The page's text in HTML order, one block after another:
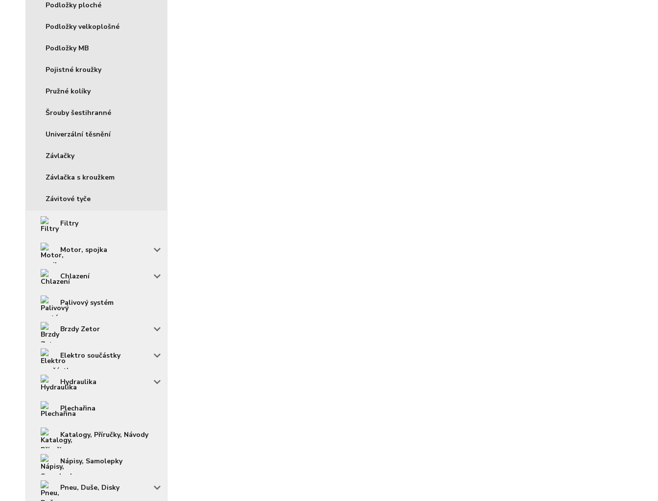
Podložky ploché
Podložky velkoplošné
Podložky MB
Pojistné kroužky
Pružné kolíky
Šrouby šestihranné
Univerzální těsnění
Závlačky
Závlačka s kroužkem
Závitové tyče
Filtry
Motor, spojka
Chlazení
Palivový systém
Brzdy Zetor
Elektro součástky
Hydraulika
Plechařina
Katalogy, Příručky, Návody
Nápisy, Samolepky
Pneu, Duše, Disky